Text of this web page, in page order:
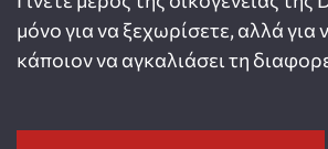
μόνο για να ξεχωρίσετε, αλλά για
κάποιον να αγκαλιάσει τη